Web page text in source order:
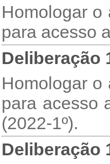
Homologar
para acesso
Deliberação
Homologar
para acesso
(2022-1º).
Deliberação